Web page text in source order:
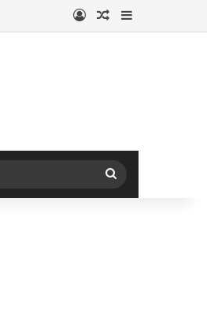
AccesoPublicación al
Barra lateral
Buscar
por